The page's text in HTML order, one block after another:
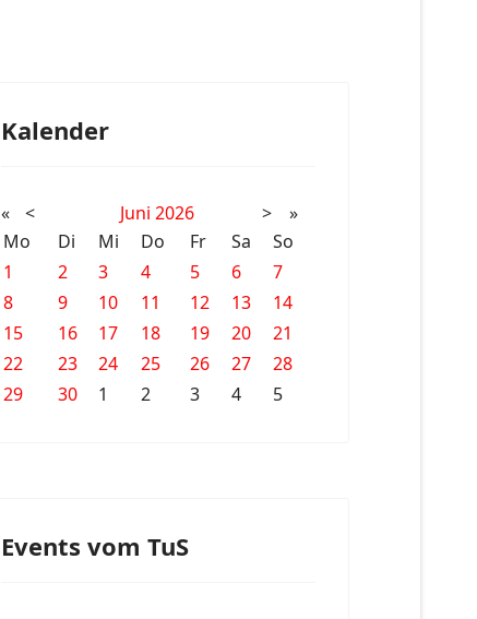
Kalender
« < Juni 2026 >
»
Mo
Di Mi Do Fr Sa
So
1
2 3 4 5 6
7
8
9 10 11 12 13
14
15
16 17 18 19 20
21
22
23 24 25 26 27
28
29
30 1 2 3 4 5
Events vom TuS